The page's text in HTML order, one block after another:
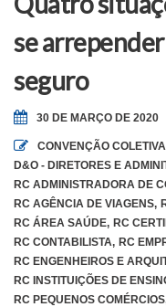
se
seguro
30 DE MARÇO DE 2020
CONVENÇÃO
D&O - DIRETORES E
RC ADMINISTRADORA DE
RC AGÊNCIA DE VIAGENS,
RC ÁREA SAÚDE, RC
RC CONTABILISTA, RC
RC ENGENHEIROS E
RC INSTITUIÇÕES DE
RC PEQUENOS COMÉRCIOS